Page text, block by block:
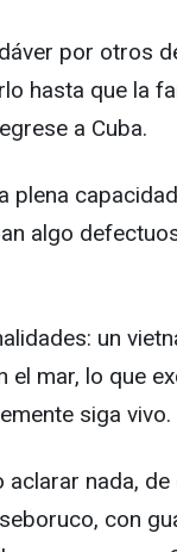
por otros
hasta que la
a Cuba.
algo
un
mar, lo que
siga vivo.
nada,
con